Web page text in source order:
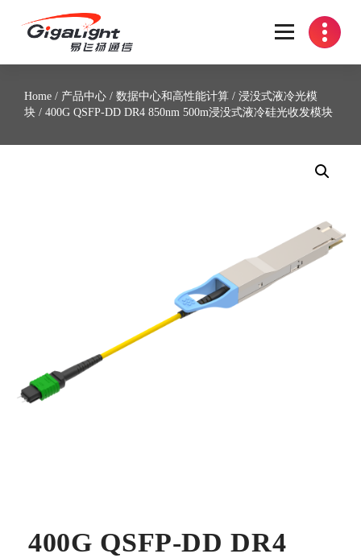
开放光网络器件的向导
Home / 产品中心 / 数据中心和高性能计算 / 浸没式液冷光模
块 / 400G QSFP-DD DR4 850nm 500m浸没式液冷硅光收发模块
400G QSFP-DD DR4